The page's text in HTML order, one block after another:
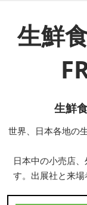
生鮮
生鮮
世界、日本各地の
日本中の小売店
す。出展社と来場